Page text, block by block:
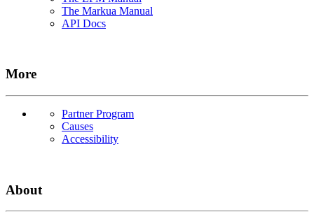
The Markua Manual
API Docs
More
Partner Program
Causes
Accessibility
About